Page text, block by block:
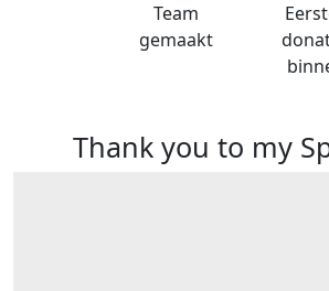
Team
gemaakt
Thank you to my